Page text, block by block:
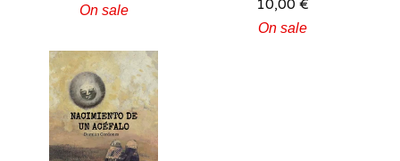
On sale
10,00 €
On sale